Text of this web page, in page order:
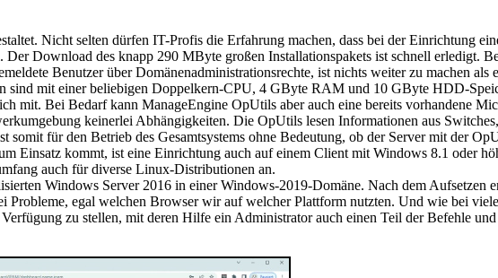
Nicht selten dürfen IT-Profis die Erfahrung machen, dass bei der Einrichtung
Der Download des knapp 290 MByte großen Installationspakets ist schnell erledigt.
Benutzer über Domänenadministrationsrechte, ist nichts weiter zu machen als
sind mit einer beliebigen Doppelkern-CPU, 4 GByte RAM und 10 GByte HDD-
mit. Bei Bedarf kann ManageEngine OpUtils aber auch eine bereits vorhandene
keinerlei Abhängigkeiten. Die OpUtils lesen Informationen aus
somit für den Betrieb des Gesamtsystems ohne Bedeutung, ob der Server mit der
Einsatz kommt, ist eine Einrichtung auch auf einem Client mit Windows 8.1 oder
auch für diverse Linux-Distributionen an.
Windows Server 2016 in einer Windows-2019-Domäne. Nach dem
Probleme, egal welchen Browser wir auf welcher Plattform nutzten. Und wie bei
zu stellen, mit deren Hilfe ein Administrator auch einen Teil der Befehle